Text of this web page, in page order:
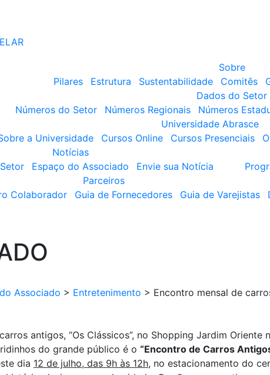
Sobre
Pilares
Estrutura Sustentabilidade Comitês
Dados do Setor
Números do Setor
Números Regionais Números
Universidade Abrasce
a Universidade
Cursos Online Cursos Presenciais
Notícias
Espaço do Associado Envie sua Notícia
Parceiros
Colaborador
Guia de Fornecedores Guia de Varejistas
Associado > Entretenimento > Encontro mensal de
antigos, “Os Clássicos”, no Shopping Jardim Oriente
do grande público é o “Encontro de Carros
dia 12 de julho, das 9h às 12h, no estacionamento do